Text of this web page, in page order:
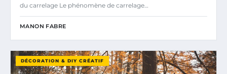
du carrelage Le phénomène de carrelage…
MANON FABRE
DÉCORATION & DIY CRÉATIF